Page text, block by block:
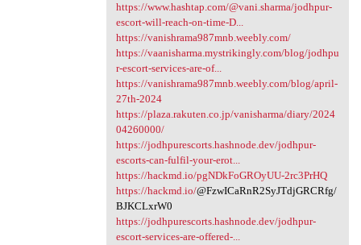
https://www.hashtap.com/@vani.sharma/jodhpur-
escort-will-reach-on-time-D...
https://vanishrama987mnb.weebly.com/
https://vaanisharma.mystrikingly.com/blog/jodhpu
r-escort-services-are-of...
https://vanishrama987mnb.weebly.com/blog/april-
27th-2024
https://plaza.rakuten.co.jp/vanisharma/diary/2024
04260000/
https://jodhpurescorts.hashnode.dev/jodhpur-
escorts-can-fulfil-your-erot...
https://hackmd.io/pgNDkFoGROyUU-2rc3PrHQ
https://hackmd.io/@FzwICaRnR2SyJTdjGRCRfg/
BJKCLxrW0
https://jodhpurescorts.hashnode.dev/jodhpur-
escort-services-are-offered-...